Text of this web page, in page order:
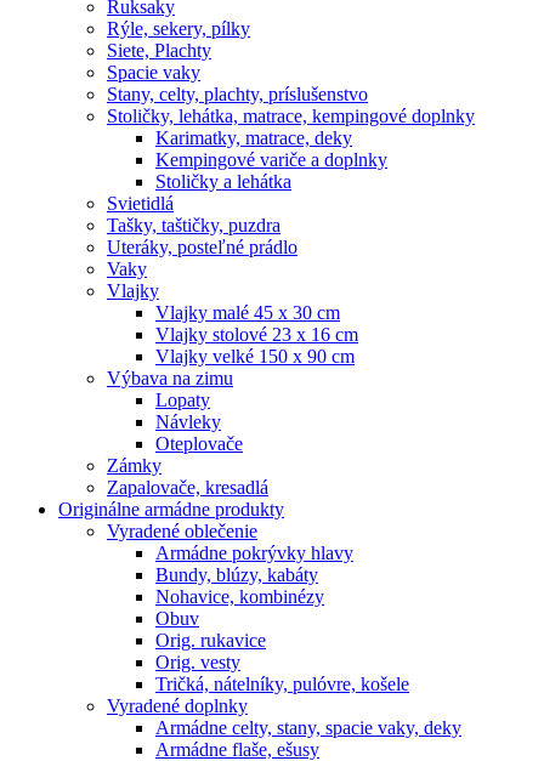
Ruksaky
Rýle, sekery, pílky
Siete, Plachty
Spacie vaky
Stany, celty, plachty, príslušenstvo
Stoličky, lehátka, matrace, kempingové doplnky
Karimatky, matrace, deky
Kempingové variče a doplnky
Stoličky a lehátka
Svietidlá
Tašky, taštičky, puzdra
Uteráky, posteľné prádlo
Vaky
Vlajky
Vlajky malé 45 x 30 cm
Vlajky stolové 23 x 16 cm
Vlajky velké 150 x 90 cm
Výbava na zimu
Lopaty
Návleky
Oteplovače
Zámky
Zapalovače, kresadlá
Originálne armádne produkty
Vyradené oblečenie
Armádne pokrývky hlavy
Bundy, blúzy, kabáty
Nohavice, kombinézy
Obuv
Orig. rukavice
Orig. vesty
Tričká, nátelníky, pulóvre, košele
Vyradené doplnky
Armádne celty, stany, spacie vaky, deky
Armádne flaše, ešusy